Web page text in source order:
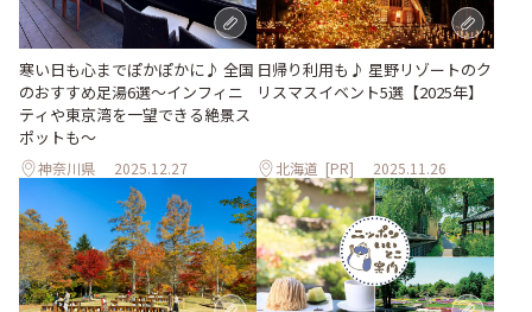
寒い日も心までぽかぽかに♪ 全国
のおすすめ足湯6選～インフィニ
ティや東京湾を一望できる絶景ス
ポットも～
神奈川県 2025.12.27
日帰り利用も♪ 星野リゾートのク
リスマスイベント5選【2025年】
北海道 [PR] 2025.11.26